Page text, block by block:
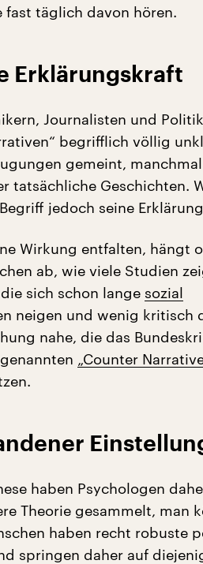
täglich davon hören.
Erklärungskraft
Journalisten und
begrifflich völlig
gemeint,
tatsächliche Geschichten.
jedoch seine
Wirkung entfalten, hängt
ab, wie viele Studien
sich schon lange sozial
neigen und wenig kritisch
nahe, die das
„Counter
haben Psychologen
Theorie gesammelt, man
haben recht robuste
springen daher auf